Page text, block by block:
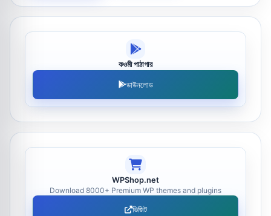
কওমী পাঠাগার
ডাউনলোড
WPShop.net
Download 8000+ Premium WP themes and plugins
ভিজিট